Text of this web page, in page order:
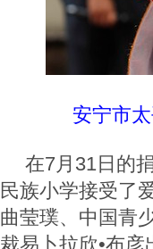
安宁市
在7月31日的
民族小学接受了
曲莹璞、中国青
裁易卜拉欣•布